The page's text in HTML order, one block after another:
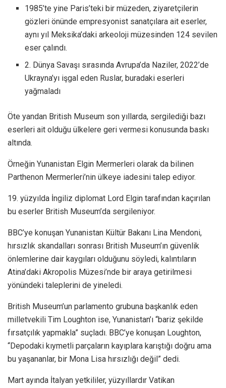
1985’te yine Paris’teki bir müzeden, ziyaretçilerin
gözleri önünde empresyonist sanatçılara ait eserler,
aynı yıl Meksika’daki arkeoloji müzesinden 124 sevilen
eser çalındı.
2. Dünya Savaşı sırasında Avrupa’da Naziler, 2022’de
Ukrayna’yı işgal eden Ruslar, buradaki eserleri
yağmaladı
Öte yandan British Museum son yıllarda, sergilediği bazı
eserleri ait olduğu ülkelere geri vermesi konusunda baskı
altında.
Örneğin Yunanistan Elgin Mermerleri olarak da bilinen
Parthenon Mermerleri’nin ülkeye iadesini talep ediyor.
19. yüzyılda İngiliz diplomat Lord Elgin tarafından kaçırılan
bu eserler British Museum’da sergileniyor.
BBC’ye konuşan Yunanistan Kültür Bakanı Lina Mendoni,
hırsızlık skandalları sonrası British Museum’ın güvenlik
önlemlerine dair kaygıları olduğunu söyledi, kalıntıların
Atina’daki Akropolis Müzesi’nde bir araya getirilmesi
yönündeki taleplerini de yineledi.
British Museum’un parlamento grubuna başkanlık eden
milletvekili Tim Loughton ise, Yunanistan’ı “bariz şekilde
fırsatçılık yapmakla” suçladı. BBC’ye konuşan Loughton,
“Depodaki kıymetli parçaların kayıplara karıştığı doğru ama
bu yaşananlar, bir Mona Lisa hırsızlığı değil” dedi.
Mart ayında İtalyan yetkililer, yüzyıllardır Vatikan